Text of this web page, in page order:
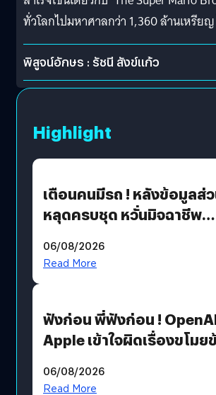
ทั่วโลกไปมหาศาลกว่า 1,360 ล้านเหรีย
พิสูจน์อักษร : รัชนี สังข์แก้ว
Highlight
เตือนคนมีรถ ! หลังข้อมูลส่
หลุดครบชุด หวั่นมิจฉาชีพ
รหัสผ่านหลุด ไม่ใช่แฮกเกอร์
06/08/2026
Read More
ฟังก่อน พี่ฟังก่อน !
Apple เข้าใจผิดเรื่องขโมย
06/08/2026
Read More